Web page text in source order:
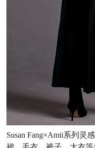
Susan Fang×Amii系列灵